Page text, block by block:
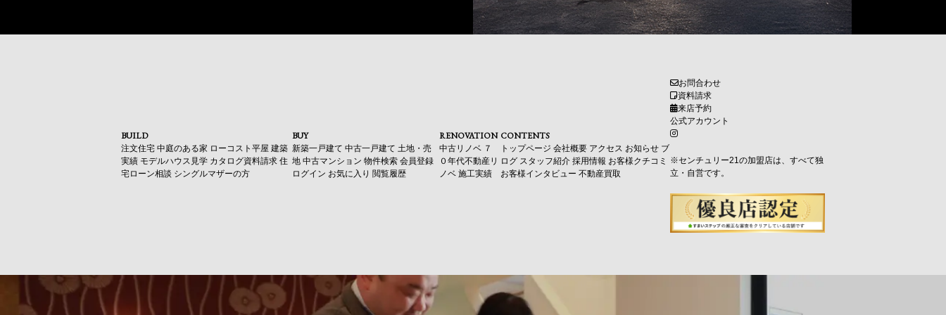
BUILD
注文住宅 中庭のある家 ローコスト平屋 建築
実績 モデルハウス見学 カタログ資料請求 住
宅ローン相談 シングルマザーの方
BUY
新築一戸建て 中古一戸建て 土地・売
地 中古マンション 物件検索 会員登録
ログイン お気に入り 閲覧履歴
RENOVATION
中古リノベ ７
０年代不動産リ
ノベ 施工実績
CONTENTS
トップページ 会社概要 アクセス お知らせ ブ
ログ スタッフ紹介 採用情報 お客様クチコミ
お客様インタビュー 不動産買取
お問合わせ
資料請求
来店予約
公式アカウント
※センチュリー21の加盟店は、すべて独
立・自営です。